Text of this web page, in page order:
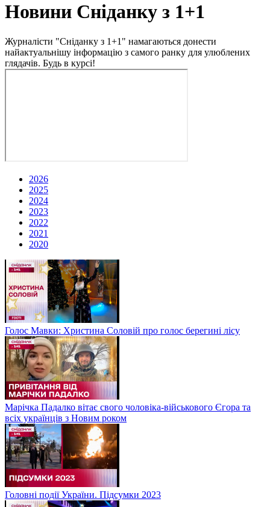
Новини Сніданку з 1+1
Журналісти "Сніданку з 1+1" намагаються донести
найактуальнішу інформацію з самого ранку для улюблених
глядачів. Будь в курсі!
2026
2025
2024
2023
2022
2021
2020
Голос Мавки: Христина Соловій про голос берегині лісу
Марічка Падалко вітає свого чоловіка-військового Єгора та
всіх українців з Новим роком
Головні події України. Підсумки 2023